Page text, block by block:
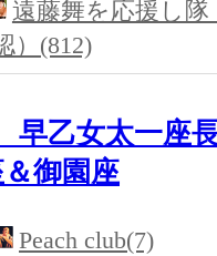
遠藤舞を応援し隊
）(812)
乙女太一座
御園座
Peach club(7)